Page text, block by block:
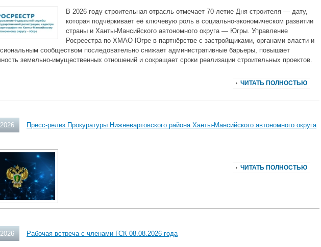
В 2026 году строительная отрасль отмечает 70‑летие Дня строителя — дату,
которая подчёркивает её ключевую роль в социально‑экономическом развитии
страны и Ханты‑Мансийского автономного округа — Югры. Управление
Росреестра по ХМАО‑Югре в партнёрстве с застройщиками, органами власти и
сообществом последовательно снижает административные барьеры, повышает
земельно‑имущественных отношений и сокращает сроки реализации строительных проектов.
ЧИТАТЬ ПОЛНОСТЬЮ
Пресс-релиз Прокуратуры Нижневартовского района Ханты-Мансийского автономного округа
ЧИТАТЬ ПОЛНОСТЬЮ
Рабочая встреча с членами ГСК 08.08.2026 года